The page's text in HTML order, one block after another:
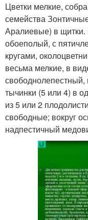
Цветки мелкие,
семейства
Аралиевые) в
обоеполый, с
кругами,
весьма мелкие, в
свободнолепестный,
тычинки (5 или 4) в
из 5 или 2
свободные; вокруг
надпестичный